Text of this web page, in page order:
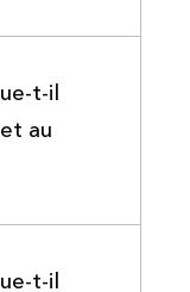
t-il
au
t-il